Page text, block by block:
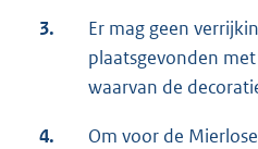
3.
Er mag geen
plaatsgevonden
waarvan de
4.
Om voor de